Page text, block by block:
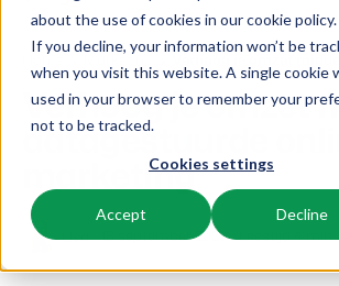
about the use of cookies in our cookie policy.
If you decline, your information won’t be
when you visit this website. A single cookie
used in your browser to remember your
not to be tracked.
Cookies settings
Accept Decline
BEX PMS
Reserveringssysteem
Beheer alle back office processen.
Adverteer jouw aanbod op een mix van kanalen.
Oplossingen
Booking Experts voor:
Villa's, bungalows, chalets en boomhutten.
Hotelkamers, appartementen, B&Bs en
Resources
Kennis
BEX Educate | Pro
Blijven leren, blijven leiden in de recreatie.
Prijzen
Klantverhalen
Blader in categoriëen
Nieuw
Klaar voor innovatie
Product
Van idee tot oplossing
Team en Cultuur
Home Marketing
Verhoog je omzet
datagestuurde
marketing
Lisa 18 september 2023 Leestijd 4 min